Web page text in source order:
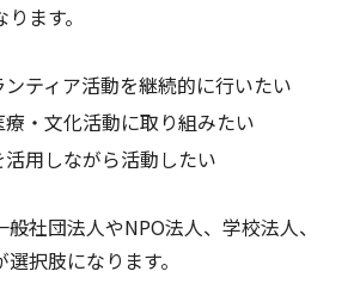
ます。
ティア活動を継続的に行いたい
・文化活動に取り組みたい
用しながら活動したい
社団法人やNPO法人、学校法人、
択肢になります。